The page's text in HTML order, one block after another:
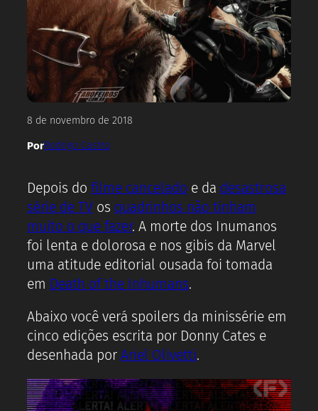
8 de novembro de 2018
PorRodrigo Castro
Depois do filme cancelado e da desastrosa
série de TVos quadrinhos não tinham
muito o que fazer. A morte dos Inumanos
foi lenta e dolorosa e nos gibis da Marvel
uma atitude editorial ousada foi tomada
em Death of the Inhumans.
Abaixo você verá spoilers da minissérie em
cinco edições escrita por Donny Cates e
desenhada por Ariel Olivetti.